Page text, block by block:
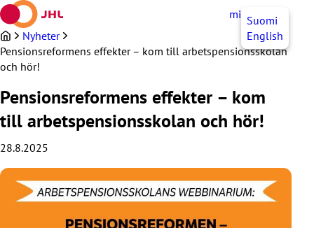
Hoppa
till
innehållet
mittJHL SV
Suomi
English
Nyheter
Pensionsreformens effekter – kom till arbetspensionsskolan
och hör!
Pensionsreformens effekter – kom
till arbetspensionsskolan och hör!
28.8.2025